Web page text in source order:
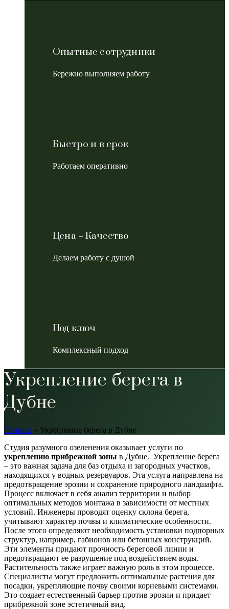
Опытные сотрудники
Бережно выполняем работу
Быстро и в срок
Работаем оперативно
Цена = Качество
Делаем работу с душой
Под ключ
Комплексный подход
Укрепление берега в
Дубне
Главная » Укрепление берега в Дубне
Студия разумного озеленения оказывает услуги по
укреплению прибрежной зоны в Дубне. Укрепление берега
– это важная задача для баз отдыха и загородных участков,
находящихся у водных резервуаров. Эта услуга направлена на
предотвращение эрозии и сохранение природного ландшафта.
Процесс включает в себя анализ территории и выбор
оптимальных методов монтажа в зависимости от местных
условий. Инженеры проводят оценку склона берега,
учитывают характер почвы и климатические особенности.
После этого определяют необходимость установки подпорных
структур, например, габионов или бетонных конструкций.
Эти элементы придают прочность береговой линии и
предотвращают ее разрушение под воздействием воды.
Растительность также играет важную роль в этом процессе.
Специалисты могут предложить оптимальные растения для
посадки, укрепляющие почву своими корневыми системами.
Это создает естественный барьер против эрозии и придает
прибрежной зоне эстетичный вид.